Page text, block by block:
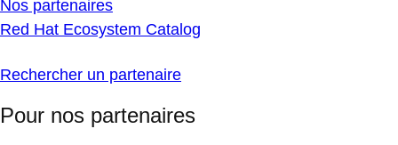
Nos partenaires
Red Hat Ecosystem Catalog
Rechercher un partenaire
Pour nos partenaires